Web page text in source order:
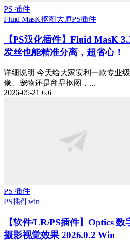
PS 插件
Fluid MasK抠图大师PS插件
【PS汉化插件】Fluid MasK
发丝也能精准分离，超省心！
详细说明 今天给大家安利一款专业
像、宠物还是商品抠图，...
2026-05-21 6.6
PS 插件
PS插件win
【软件/LR/PS插件】Optics
摄影视觉效果 2026.0.2 Win